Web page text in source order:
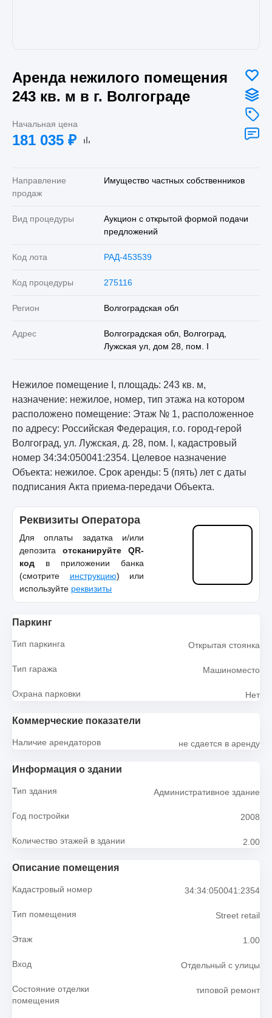
Аренда нежилого помещения
243 кв. м в г. Волгограде
Начальная цена
181 035 ₽
Направление
продаж
Имущество частных собственников
Вид процедуры
Аукцион с открытой формой подачи
предложений
Код лота РАД-453539
Код процедуры 275116
Регион Волгоградская обл
Адрес
Волгоградская обл, Волгоград,
Лужская ул, дом 28, пом. I
Нежилое помещение I, площадь: 243 кв. м,
назначение: нежилое, номер, тип этажа на котором
расположено помещение: Этаж № 1, расположенное
по адресу: Российская Федерация, г.о. город-герой
Волгоград, ул. Лужская, д. 28, пом. I, кадастровый
номер 34:34:050041:2354. Целевое назначение
Объекта: нежилое. Срок аренды: 5 (пять) лет с даты
подписания Акта приема-передачи Объекта.
Реквизиты Оператора
Для оплаты задатка и/или
депозита отсканируйте QR-
код в приложении банка
(смотрите инструкцию) или
используйте реквизиты
Паркинг
Тип паркинга Открытая стоянка
Тип гаража Машиноместо
Охрана парковки Нет
Коммерческие показатели
Наличие арендаторов не сдается в аренду
Информация о здании
Тип здания Административное здание
Год постройки 2008
Количество этажей в здании 2.00
Описание помещения
Кадастровый номер 34:34:050041:2354
Тип помещения Street retail
Этаж 1.00
Вход Отдельный с улицы
Состояние отделки
помещения
типовой ремонт